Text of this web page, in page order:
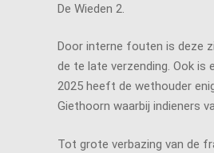
De Wieden 2.
Door interne fouten is deze
de te late verzending. Ook is
2025 heeft de wethouder
Giethoorn waarbij indieners
Tot grote verbazing van de